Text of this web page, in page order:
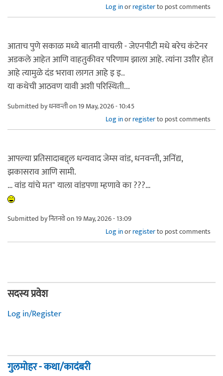
Log inorregisterto post comments
आताच पुणे सकाळ मध्ये बातमी वाचली - जेएनपीटी मधे बरेच कंटेनर
अडकले आहेत आणि वाहतुकीवर परिणाम झाला आहे. त्यांना उशीर होत
आहे त्यामुळे दंड भरावा लागत आहे इ इ..
या कथेची आठवण यावी अशी परिस्थिती...
Submitted byधनवन्तीon 19 May, 2026 - 10:45
Log inorregisterto post comments
आपल्या प्रतिसादाबद्द्ल धन्यवाद जेम्स वांड, धनवन्ती, अनिंद्य,
झकासराव आणि सामी.
… वांड यांचे मत" याला वांडपणा म्हणावे का ???…
Submitted byनितनवेon 19 May, 2026 - 13:09
Log inorregisterto post comments
सदस्य प्रवेश
Log in/Register
गुलमोहर - कथा/कादंबरी